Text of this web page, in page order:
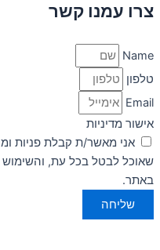
צרו עמנו קשר
Name
טלפון
Email
אישור מדיניות
אני מאשר/ת קבלת פניות
שאוכל לבטל בכל עת, והשימוש
באתר.
שליחה